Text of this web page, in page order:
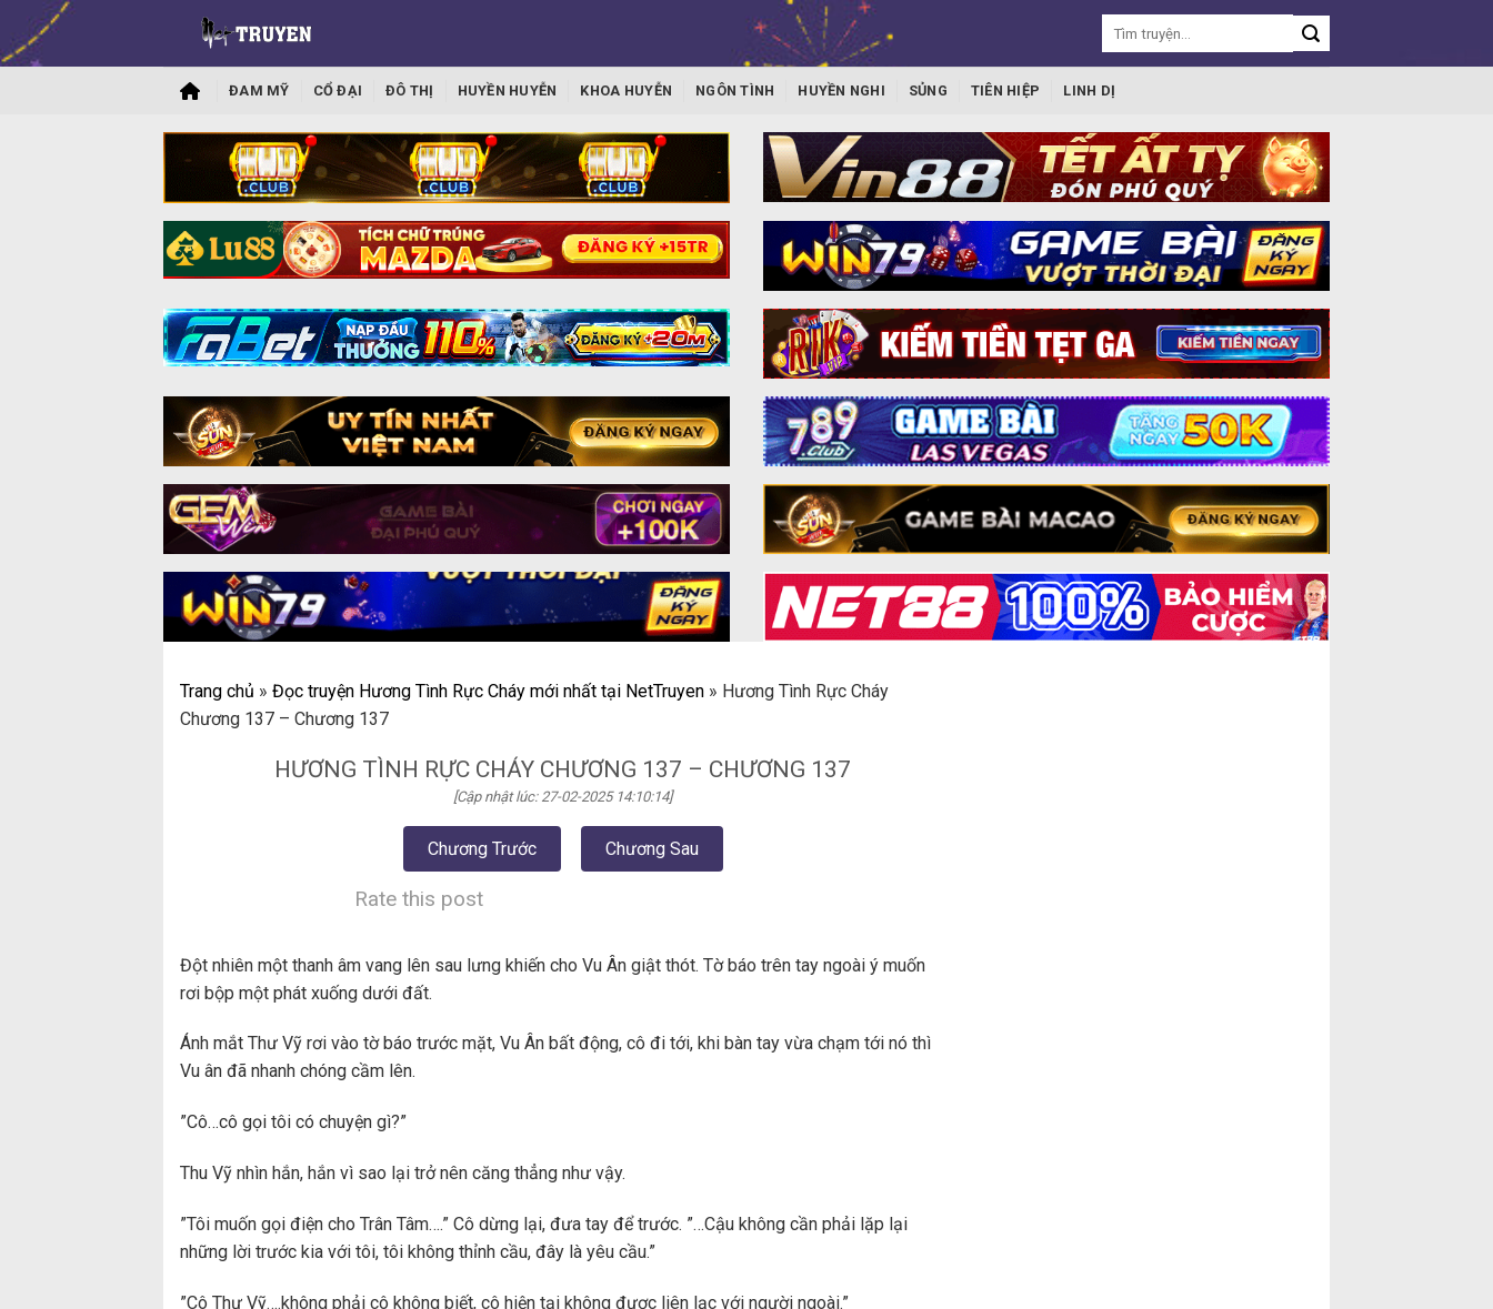
ĐAM MỸ CỔ ĐẠI ĐÔ THỊ HUYỀN HUYỄN KHOA HUYỄN NGÔN TÌNH HUYỀN NGHI SỦNG TIÊN HIỆP LINH DỊ
Trang chủ » Đọc truyện Hương Tình Rực Cháy mới nhất tại NetTruyen » Hương Tình Rực Cháy
Chương 137 – Chương 137
HƯƠNG TÌNH RỰC CHÁY CHƯƠNG 137 – CHƯƠNG 137
[Cập nhật lúc: 27-02-2025 14:10:14]
Chương Trước Chương Sau
Rate this post
Đột nhiên một thanh âm vang lên sau lưng khiến cho Vu Ân giật thót. Tờ báo trên tay ngoài ý muốn
rơi bộp một phát xuống dưới đất.
Ánh mắt Thư Vỹ rơi vào tờ báo trước mặt, Vu Ân bất động, cô đi tới, khi bàn tay vừa chạm tới nó thì
Vu ân đã nhanh chóng cầm lên.
”Cô…cô gọi tôi có chuyện gì?”
Thu Vỹ nhìn hắn, hắn vì sao lại trở nên căng thẳng như vậy.
”Tôi muốn gọi điện cho Trân Tâm….” Cô dừng lại, đưa tay để trước. ”…Cậu không cần phải lặp lại
những lời trước kia với tôi, tôi không thỉnh cầu, đây là yêu cầu.”
”Cô Thư Vỹ….không phải cô không biết, cô hiện tại không được liên lạc với người ngoài.”